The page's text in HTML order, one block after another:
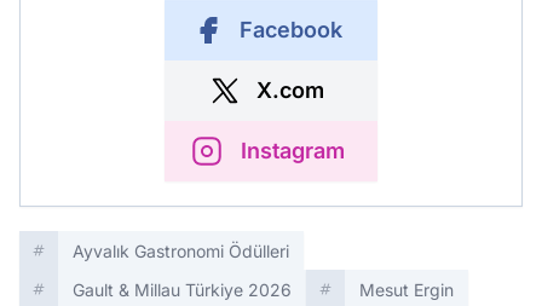
Facebook
X.com
Instagram
Ayvalık Gastronomi Ödülleri
Gault & Millau Türkiye 2026
Mesut Ergin